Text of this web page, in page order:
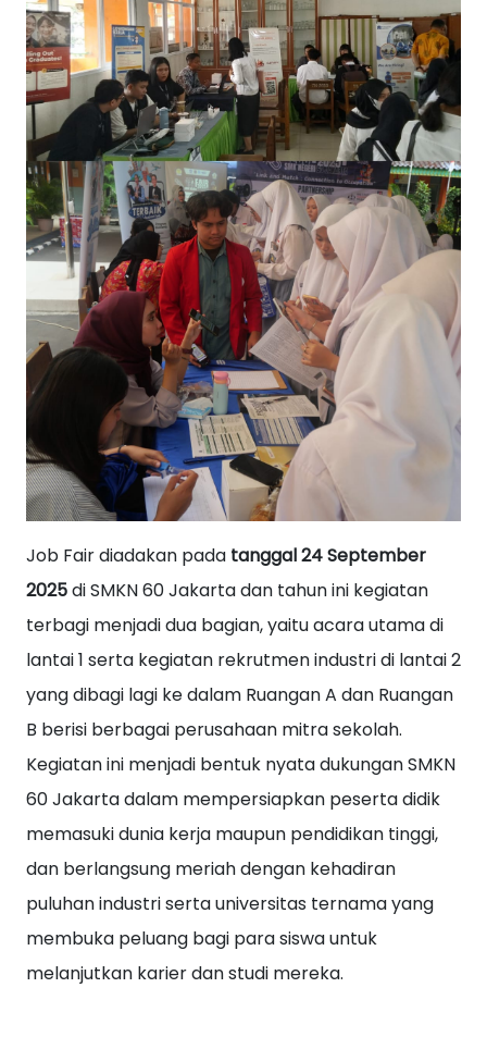
Job Fair diadakan pada tanggal 24 September
2025di SMKN 60 Jakarta dan tahun ini kegiatan
terbagi menjadi dua bagian, yaitu acara utama di
lantai 1 serta kegiatan rekrutmen industri di lantai 2
yang dibagi lagi ke dalam Ruangan A dan Ruangan
B berisi berbagai perusahaan mitra sekolah.
Kegiatan ini menjadi bentuk nyata dukungan SMKN
60 Jakarta dalam mempersiapkan peserta didik
memasuki dunia kerja maupun pendidikan tinggi,
dan berlangsung meriah dengan kehadiran
puluhan industri serta universitas ternama yang
membuka peluang bagi para siswa untuk
melanjutkan karier dan studi mereka.